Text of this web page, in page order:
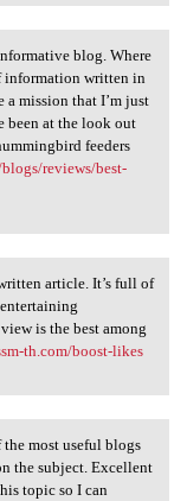
blog. Where
information written in
a mission that I’m just
been at the look out
feeders
reviews/best-
article. It’s full of
is the best among
th.com/boost-likes
of
most useful blogs
the subject. Excellent
topic so I can